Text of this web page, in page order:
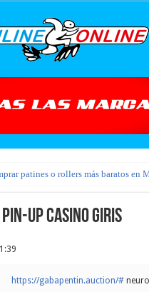
patines o rollers más baratos
pin-up casino giris
https://gabapentin.auction/#